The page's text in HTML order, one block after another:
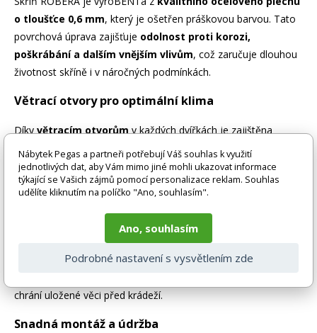
o tloušťce 0,6 mm, který je ošetřen práškovou barvou. Tato
povrchová úprava zajišťuje odolnost proti korozi,
poškrábání a dalším vnějším vlivům, což zaručuje dlouhou
životnost skříně i v náročných podmínkách.
Větrací otvory pro optimální klima
Díkyvětracím otvorůmv každých dvířkách je zajištěna
optimální cirkulace vzduchu
uvnitř schránek. To pomáhá
předcházet vzniku plísní a nepříjemných pachů a udržuje
uložené věci v suchu a svěžesti.
Zesílená dvířka pro větší bezpečnost
Pro zvýšení bezpečnosti uložených předmětů jsou dvířka
skříně ROBERAzesílena speciální konstrukcí . Tato zesílená
chrání uložené věci před krádeží.
Snadná montáž a údržba
Nábytek Pegas a partneři potřebují Váš souhlas k využití
jednotlivých dat, aby Vám mimo jiné mohli ukazovat informace
týkající se Vašich zájmů pomocí personalizace reklam. Souhlas
udělíte kliknutím na políčko "Ano, souhlasím".
Ano, souhlasím
Podrobné nastavení s vysvětlením zde